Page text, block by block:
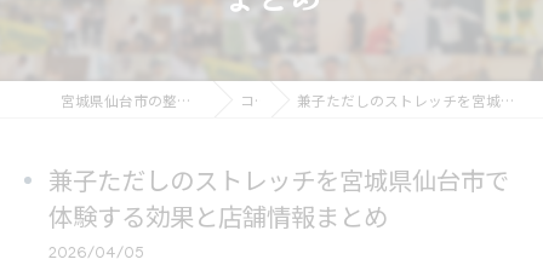
宮城県仙台市の整体ならmedical care OTO 仙台 コラム 兼子ただしのストレッチを宮城県仙台市で体験する効果と店舗情報まとめ
兼子ただしのストレッチを宮城県仙台市で
体験する効果と店舗情報まとめ
2026/04/05